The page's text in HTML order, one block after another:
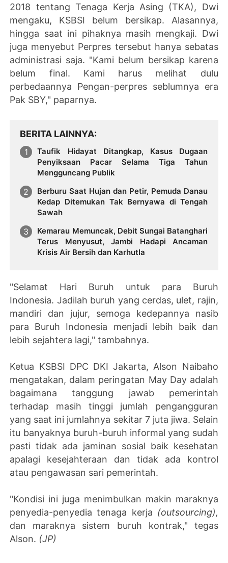
2018 tentang Tenaga Kerja Asing (TKA), Dwi
mengaku, KSBSI belum bersikap. Alasannya,
hingga saat ini pihaknya masih mengkaji. Dwi
juga menyebut Perpres tersebut hanya sebatas
administrasi saja. "Kami belum bersikap karena
belum final. Kami harus melihat dulu
perbedaannya Pengan-perpres seblumnya era
Pak SBY," paparnya.
BERITA LAINNYA
Taufik Hidayat Ditangkap, Kasus Dugaan
Penyiksaan Pacar Selama Tiga Tahun
Mengguncang Publik
Berburu Saat Hujan dan Petir, Pemuda Danau
Kedap Ditemukan Tak Bernyawa di Tengah
Sawah
Kemarau Memuncak, Debit Sungai Batanghari
Terus Menyusut, Jambi Hadapi Ancaman
Krisis Air Bersih dan Karhutla
"Selamat Hari Buruh untuk para Buruh
Indonesia. Jadilah buruh yang cerdas, ulet, rajin,
mandiri dan jujur, semoga kedepannya nasib
para Buruh Indonesia menjadi lebih baik dan
lebih sejahtera lagi," tambahnya.
Ketua KSBSI DPC DKI Jakarta, Alson Naibaho
mengatakan, dalam peringatan May Day adalah
bagaimana tanggung jawab pemerintah
terhadap masih tinggi jumlah pengangguran
yang saat ini jumlahnya sekitar 7 juta jiwa. Selain
itu banyaknya buruh-buruh informal yang sudah
pasti tidak ada jaminan sosial baik kesehatan
apalagi kesejahteraan dan tidak ada kontrol
atau pengawasan sari pemerintah.
"Kondisi ini juga menimbulkan makin maraknya
penyedia-penyedia tenaga kerja (outsourcing),
dan maraknya sistem buruh kontrak," tegas
Alson. (JP)